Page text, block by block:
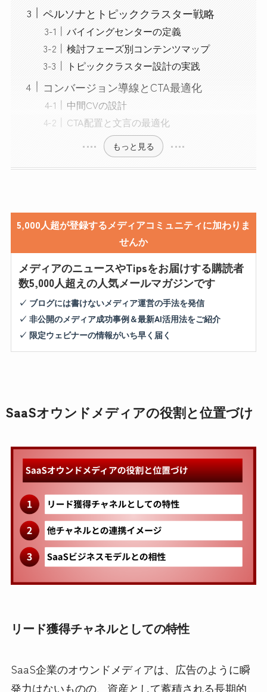
ペルソナとトピッククラスター戦略
バイイングセンターの定義
検討フェーズ別コンテンツマップ
トピッククラスター設計の実践
コンバージョン導線とCTA最適化
中間CVの設計
CTA配置と文言の最適化
もっと見る
5,000人超が登録するメディアコミュニティに加わりま
せんか
メディアのニュースやTipsをお届けする購読者
数5,000人超えの人気メールマガジンです
✓ ブログには書けないメディア運営の手法を発信
✓ 非公開のメディア成功事例＆最新AI活用法をご紹介
✓ 限定ウェビナーの情報がいち早く届く
SaaSオウンドメディアの役割と位置づけ
リード獲得チャネルとしての特性
SaaS企業のオウンドメディアは、広告のように瞬
発力はないものの、資産として蓄積される長期的